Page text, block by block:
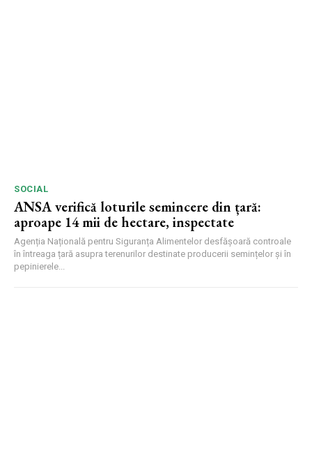
SOCIAL
ANSA verifică loturile semincere din țară:
aproape 14 mii de hectare, inspectate
Agenția Națională pentru Siguranța Alimentelor desfășoară controale
în întreaga țară asupra terenurilor destinate producerii semințelor și în
pepinierele...